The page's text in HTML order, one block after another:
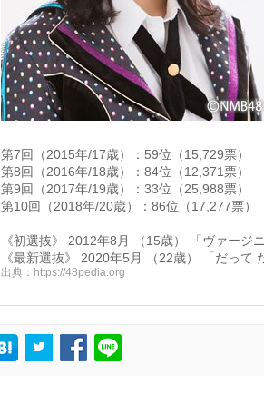
第7回（2015年/17歳）：59位（15,729票）
第8回（2016年/18歳）：84位（12,371票）
第9回（2017年/19歳）：33位（25,988票）
第10回（2018年/20歳）：86位（17,277票）
《初選抜》 2012年8月 （15歳） 「ヴァージニ
《最新選抜》 2020年5月 （22歳） 「だって
出典： https://48pedia.org